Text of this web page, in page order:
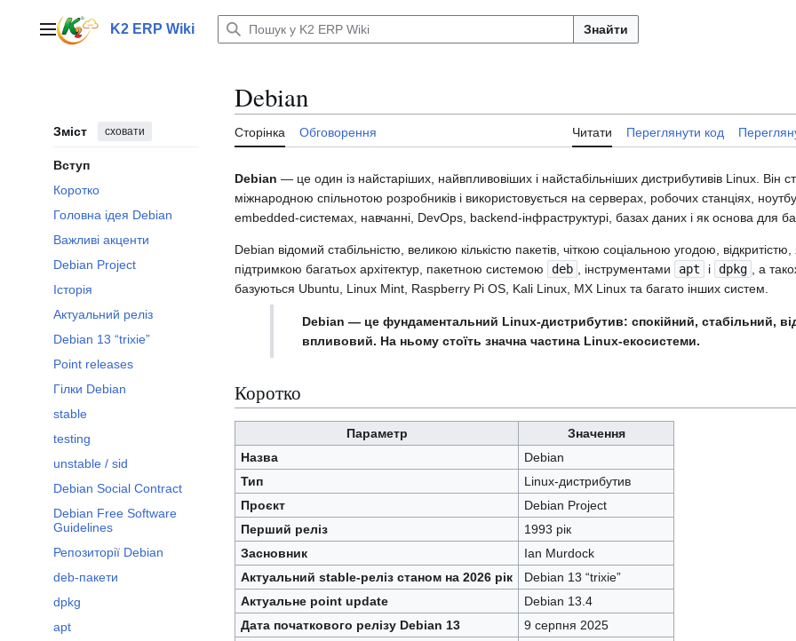
вмісту Головне менюK2 ERP Wiki Знайти
Зміст сховати
Вступ
Коротко
Головна ідея Debian
Важливі акценти
Debian Project
Історія
Актуальний реліз
Debian 13 “trixie”
Point releases
Гілки Debian
stable
testing
unstable / sid
Debian Social Contract
Debian Free Software
Guidelines
Репозиторії Debian
deb-пакети
dpkg
apt
Debian
Сторінка Обговорення Читати Переглянути код
Debian — це один із найстаріших, найвпливовіших і найстабільніших дистрибутивів Linux. Він
міжнародною спільнотою розробників і використовується на серверах, робочих станціях,
embedded-системах, навчанні, DevOps, backend-інфраструктурі, базах даних і як основа для
Debian відомий стабільністю, великою кількістю пакетів, чіткою соціальною угодою,
підтримкою багатьох архітектур, пакетною системою
deb , інструментами apt і dpkg
, а
базуються Ubuntu, Linux Mint, Raspberry Pi OS, Kali Linux, MX Linux та багато інших систем.
Debian — це фундаментальний Linux-дистрибутив: спокійний, стабільний,
впливовий. На ньому стоїть значна частина Linux-екосистеми.
Коротко
Параметр
Значення
Назва
Debian
Тип
Linux-дистрибутив
Проєкт
Debian Project
Перший реліз
1993 рік
Засновник
Ian Murdock
Актуальний stable-реліз станом на 2026 рік
Debian 13 “trixie”
Актуальне point update
Debian 13.4
Дата початкового релізу Debian 13
9 серпня 2025